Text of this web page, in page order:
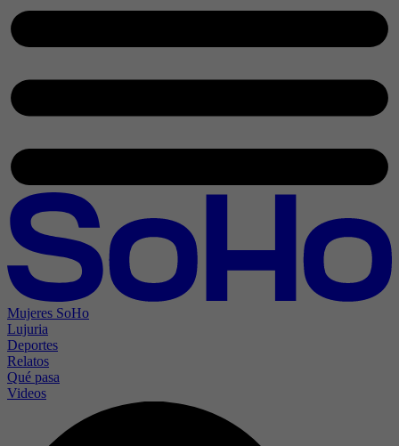
Mujeres SoHo
Lujuria
Deportes
Relatos
Qué pasa
Videos